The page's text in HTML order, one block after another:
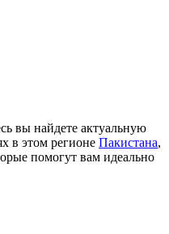
вы найдете актуальную
в этом регионе Пакистана,
помогут вам идеально